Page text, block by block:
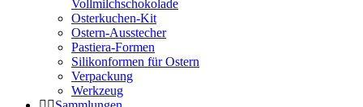
Vollmilchschokolade
Osterkuchen-Kit
Ostern-Ausstecher
Pastiera-Formen
Silikonformen für Ostern
Verpackung
Werkzeug